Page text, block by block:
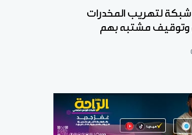
لتهريب المخدرات
وتوقيف مشتبه بهم